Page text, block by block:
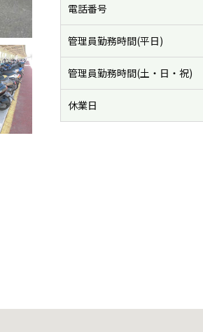
電話番号
管理員勤務時間(平日)
管理員勤務時間(土・日・祝)
休業日